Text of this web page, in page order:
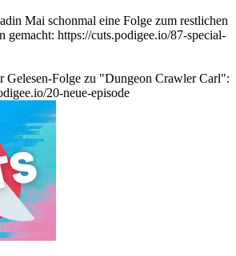
Mai schonmal eine Folge zum restlichen
gemacht: https://cuts.podigee.io/87-special-
Gelesen-Folge zu "Dungeon Crawler Carl":
20-neue-episode